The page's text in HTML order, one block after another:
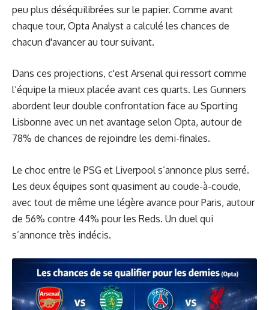
peu plus déséquilibrées sur le papier. Comme avant
chaque tour, Opta Analyst a calculé les chances de
chacun d'avancer au tour suivant.
Dans ces projections, c'est Arsenal qui ressort comme
l’équipe la mieux placée avant ces quarts. Les Gunners
abordent leur double confrontation face au Sporting
Lisbonne avec un net avantage selon Opta, autour de
78% de chances de rejoindre les demi-finales.
Le choc entre le PSG et Liverpool s’annonce plus serré.
Les deux équipes sont quasiment au coude-à-coude,
avec tout de même une légère avance pour Paris, autour
de 56% contre 44% pour les Reds. Un duel qui
s’annonce très indécis.